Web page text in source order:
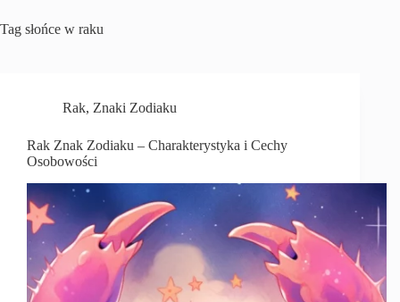
Tag słońce w raku
Rak, Znaki Zodiaku
Rak Znak Zodiaku – Charakterystyka i Cechy
Osobowości